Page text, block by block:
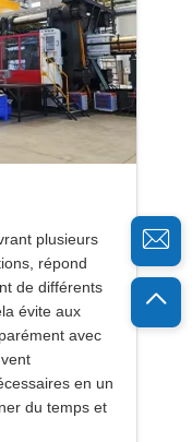
plusieurs
répond
de différents
évite aux
avec
en un
du temps et